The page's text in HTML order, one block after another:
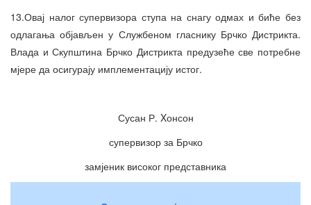
13.Овај налог супервизора ступа на снагу одмах и биће без
одлагања објављен у Службеном гласнику Брчко Дистрикта.
Влада и Скупштина Брчко Дистрикта предузеће све потребне
мјере да осигурају имплементацију истог.
Сусан Р. Xонсон
супервизор за Брчко
замјеник високог представника